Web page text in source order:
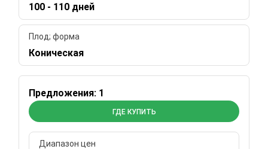
100 - 110 дней
Плод; форма
Коническая
Предложения: 1
ГДЕ КУПИТЬ
Диапазон цен